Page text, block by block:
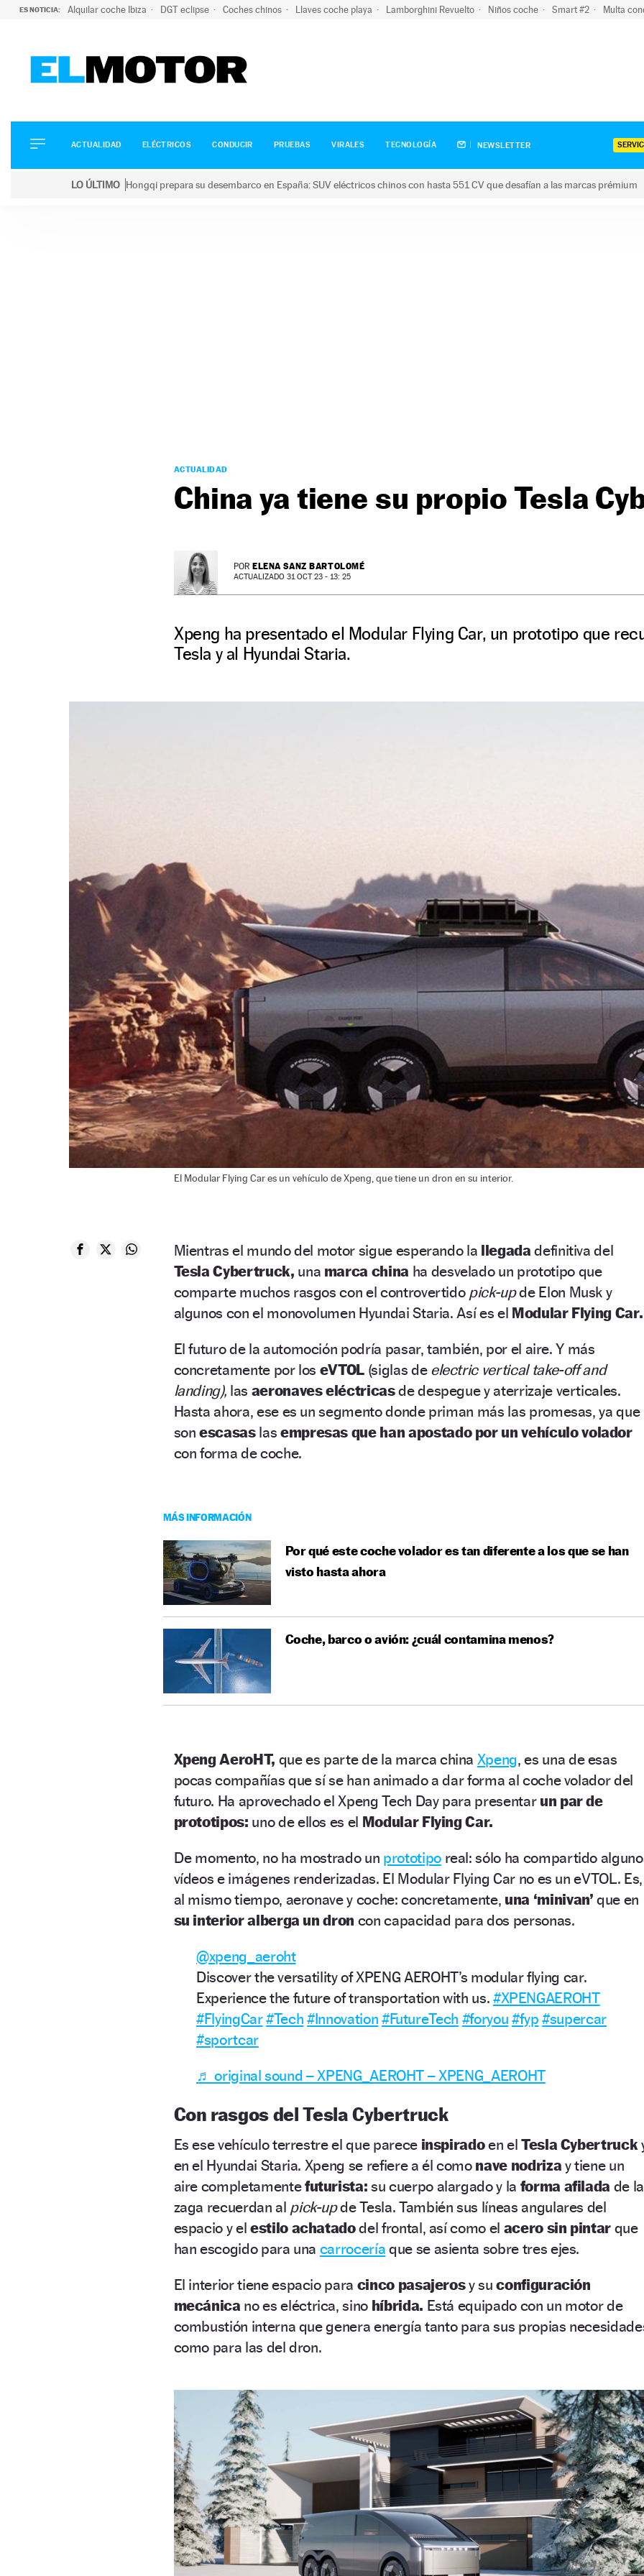
ES NOTICIA: Alquilar coche Ibiza DGT eclipse Coches chinos Llaves coche playa Lamborghini Revuelto Niños coche Smart #2 Multa
ELÉCTRICOS
CONDUCIR
ACTUALIDAD ELÉCTRICOS CONDUCIR PRUEBAS VIRALES TECNOLOGÍA NEWSLETTER
LO ÚLTIMO Hongqi prepara su desembarco en España: SUV eléctricos chinos con hasta 551 CV que desafían a las marcas prémium
ACTUALIDAD
China ya tiene su propio Tesla
POR ELENA SANZ BARTOLOMÉ
ACTUALIZADO 31 OCT 23 - 13: 25
Xpeng ha presentado el Modular Flying Car, un prototipo que
Tesla y al Hyundai Staria.
El Modular Flying Car es un vehículo de Xpeng, que tiene un dron en su interior.
Mientras el mundo del motor sigue esperando la llegadadefinitiva del
Tesla Cybertruck, una marca china ha desvelado un prototipo que
comparte muchos rasgos con el controvertido pick-upde Elon Musk y
algunos con el monovolumen Hyundai Staria. Así es el Modular Flying Car.
El futuro de la automoción podría pasar, también, por el aire. Y más
concretamente por los eVTOL (siglas de electric vertical take-off and
landing), las aeronaves eléctricasde despegue y aterrizaje verticales.
Hasta ahora, ese es un segmento donde priman más las promesas, ya que
sonescasas las empresas que han apostado por un vehículo volador
con forma de coche.
MÁS INFORMACIÓN
Por qué este coche volador es tan diferente a los que se han
visto hasta ahora
Coche, barco o avión: ¿cuál contamina menos?
Xpeng AeroHT, que es parte de la marca china Xpeng, es una de esas
pocas compañías que sí se han animado a dar forma al coche volador del
futuro. Ha aprovechado el Xpeng Tech Day para presentar un par de
prototipos: uno de ellos es el Modular Flying Car.
De momento, no ha mostrado un prototiporeal: sólo ha compartido
vídeos e imágenes renderizadas. El Modular Flying Car no es un eVTOL. Es,
al mismo tiempo, aeronave y coche: concretamente, una ‘minivan’que en
su interior alberga un dron con capacidad para dos personas.
@xpeng_aeroht
Discover the versatility of XPENG AEROHT’s modular flying car.
Experience the future of transportation with us. #XPENGAEROHT
#FlyingCar#Tech #Innovation #FutureTech #foryou #fyp #supercar
#sportcar
♬ original sound – XPENG_AEROHT – XPENG_AEROHT
Con rasgos del Tesla Cybertruck
Es ese vehículo terrestre el que parece inspiradoen el Tesla Cybertruck
en el Hyundai Staria. Xpeng se refiere a él comonave nodriza y tiene un
aire completamentefuturista:su cuerpo alargado y la forma afilada de la
zaga recuerdan al pick-upde Tesla. También sus líneas angulares del
espacio y el estilo achatadodel frontal, así como el acero sin pintar que
han escogido para una carrocería que se asienta sobre tres ejes.
El interior tiene espacio para cinco pasajerosy suconfiguración
mecánica no es eléctrica, sino híbrida. Está equipado con un motor de
combustión interna que genera energía tanto para sus propias
como para las del dron.